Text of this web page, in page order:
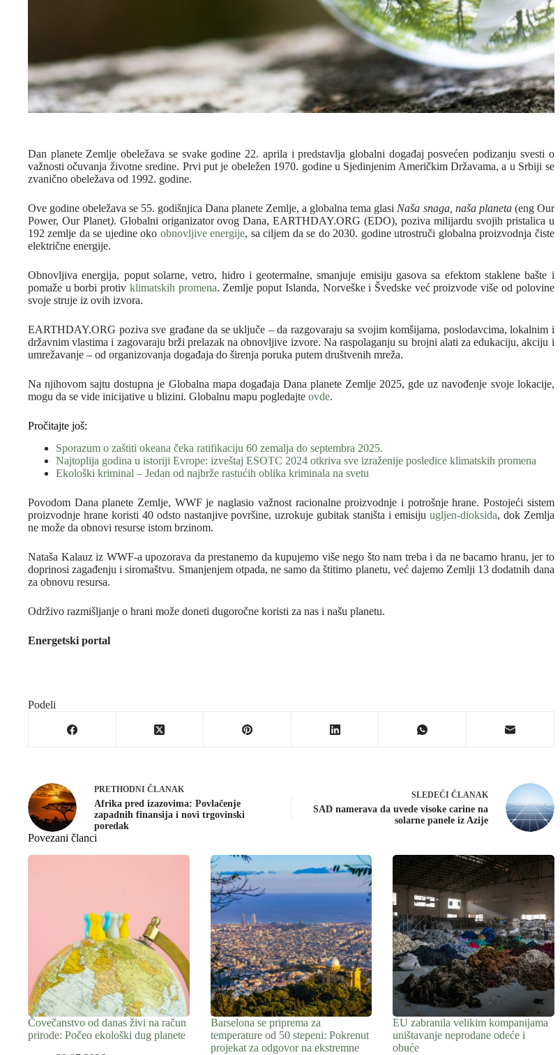
Dan planete Zemlje obeležava se svake godine 22. aprila i predstavlja globalni događaj posvećen podizanju svesti o
važnosti očuvanja životne sredine. Prvi put je obeležen 1970. godine u Sjedinjenim Američkim Državama, a u Srbiji se
zvanično obeležava od 1992. godine.
Ove godine obeležava se 55. godišnjica Dana planete Zemlje, a globalna tema glasi Naša snaga, naša planeta(eng Our
Power, Our Planet). Globalni origanizator ovog Dana, EARTHDAY.ORG (EDO), poziva milijardu svojih pristalica u
192 zemlje da se ujedine oko obnovljive energije, sa ciljem da se do 2030. godine utrostruči globalna proizvodnja čiste
električne energije.
Obnovljiva energija, poput solarne, vetro, hidro i geotermalne, smanjuje emisiju gasova sa efektom staklene bašte i
pomaže u borbi protiv klimatskih promena. Zemlje poput Islanda, Norveške i Švedske već proizvode više od polovine
svoje struje iz ovih izvora.
EARTHDAY.ORG poziva sve građane da se uključe – da razgovaraju sa svojim komšijama, poslodavcima, lokalnim i
državnim vlastima i zagovaraju brži prelazak na obnovljive izvore. Na raspolaganju su brojni alati za edukaciju, akciju i
umrežavanje – od organizovanja događaja do širenja poruka putem društvenih mreža.
Na njihovom sajtu dostupna je Globalna mapa događaja Dana planete Zemlje 2025, gde uz navođenje svoje lokacije,
mogu da se vide inicijative u blizini. Globalnu mapu pogledajte ovde.
Pročitajte još:
Sporazum o zaštiti okeana čeka ratifikaciju 60 zemalja do septembra 2025.
Najtoplija godina u istoriji Evrope: izveštaj ESOTC 2024 otkriva sve izraženije posledice klimatskih promena
Ekološki kriminal – Jedan od najbrže rastućih oblika kriminala na svetu
Povodom Dana planete Zemlje, WWF je naglasio važnost racionalne proizvodnje i potrošnje hrane. Postojeći sistem
proizvodnje hrane koristi 40 odsto nastanjive površine, uzrokuje gubitak staništa i emisiju ugljen-dioksida, dok Zemlja
ne može da obnovi resurse istom brzinom.
Nataša Kalauz iz WWF-a upozorava da prestanemo da kupujemo više nego što nam treba i da ne bacamo hranu, jer to
doprinosi zagađenju i siromaštvu. Smanjenjem otpada, ne samo da štitimo planetu, već dajemo Zemlji 13 dodatnih dana
za obnovu resursa.
Održivo razmišljanje o hrani može doneti dugoročne koristi za nas i našu planetu.
Energetski portal
Podeli
PRETHODNI ČLANAK
Afrika pred izazovima: Povlačenje
zapadnih finansija i novi trgovinski
poredak
SLEDEĆI ČLANAK
SAD namerava da uvede visoke carine na
solarne panele iz Azije
Povezani članci
Čovečanstvo od danas živi na račun
prirode: Počeo ekološki dug planete
Barselona se priprema za
temperature od 50 stepeni: Pokrenut
projekat za odgovor na ekstremne
EU zabranila velikim kompanijama
uništavanje neprodane odeće i
obuće